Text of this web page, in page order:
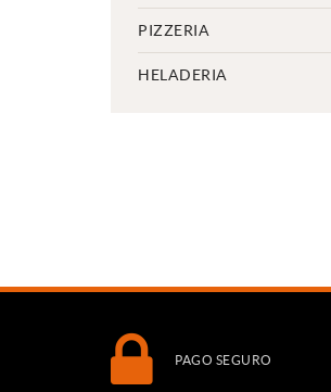
PIZZERIA
HELADERIA
PAGO SEGURO